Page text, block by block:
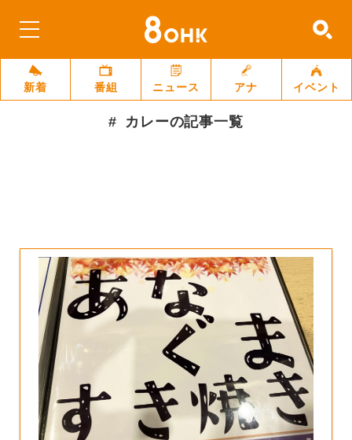
新着 番組 ニュース アナ イベント
カレーの記事一覧